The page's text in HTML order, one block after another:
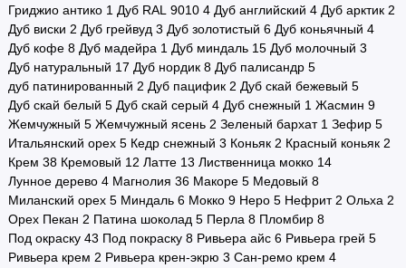
Гриджио антико 1 Дуб RAL 9010 4 Дуб английский 4 Дуб арктик 2
Дуб виски 2 Дуб грейвуд 3 Дуб золотистый 6 Дуб коньячный 4
Дуб кофе 8 Дуб мадейра 1 Дуб миндаль 15 Дуб молочный 3
Дуб натуральный 17 Дуб нордик 8 Дуб палисандр 5
дуб патинированный 2 Дуб пацифик 2 Дуб скай бежевый 5
Дуб скай белый 5 Дуб скай серый 4 Дуб снежный 1 Жасмин 9
Жемчужный 5 Жемчужный ясень 2 Зеленый бархат 1 Зефир 5
Итальянский орех 5 Кедр снежный 3 Коньяк 2 Красный коньяк 2
Крем 38 Кремовый 12 Латте 13 Лиственница мокко 14
Лунное дерево 4 Магнолия 36 Макоре 5 Медовый 8
Миланский орех 5 Миндаль 6 Мокко 9 Неро 5 Нефрит 2 Ольха 2
Орех Пекан 2 Патина шоколад 5 Перла 8 Пломбир 8
Под окраску 43 Под покраску 8 Ривьера айс 6 Ривьера грей 5
Ривьера крем 2 Ривьера крен-экрю 3 Сан-ремо крем 4